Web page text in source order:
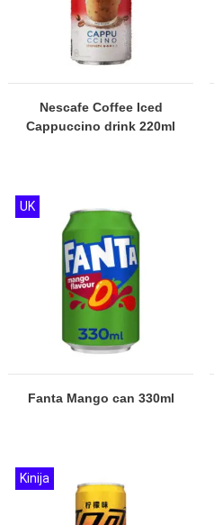
Nescafe Coffee Iced
Cappuccino drink 220ml
Fanta Mango can 330ml
UK
Kinija